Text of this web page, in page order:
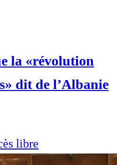
la «révolution
dit de l’Albanie
libre